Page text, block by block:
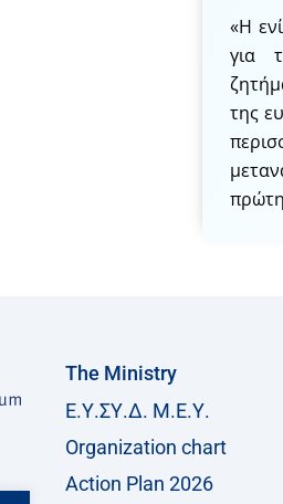
«H
για
της
The Ministry
Ε.Υ.ΣΥ.Δ. Μ.Ε.Υ.
Organization chart
Action Plan 2026